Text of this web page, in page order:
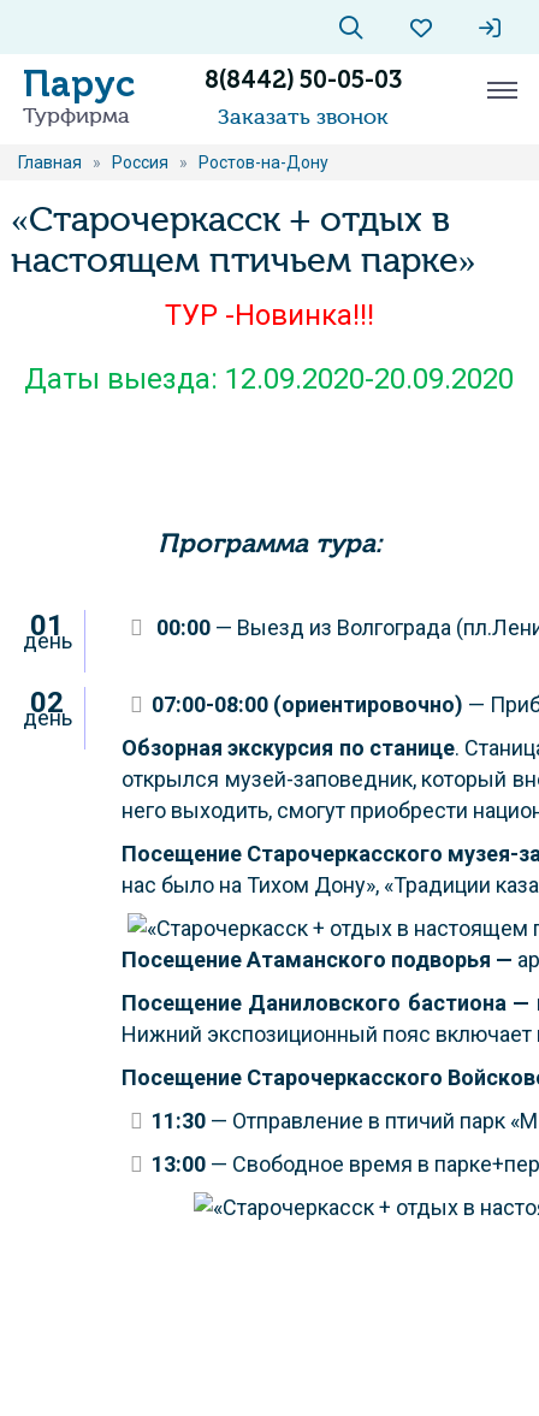
Парус
Турфирма
8(8442) 50-05-03
Заказать звонок
Главная » Россия » Ростов-на-Дону
«Старочеркасск + отдых в
настоящем птичьем парке»
ТУР -Новинка!!!
Даты выезда: 12.09.2020-20.09.2020
Программа тура:
01
день
00:00 — Выезд из Волгограда
02
день
07:00-08:00 (ориентировочно) —
Обзорная экскурсия по станице.
открылся музей-заповедник, который
него выходить, смогут приобрести
Посещение Старочеркасского музея-
нас было на Тихом Дону», «Традиции
Посещение Атаманского подворья —
Посещение Даниловского бастиона —
Нижний экспозиционный пояс
Посещение Старочеркасского
11:30 — Отправление в птичий парк
13:00 — Свободное время в